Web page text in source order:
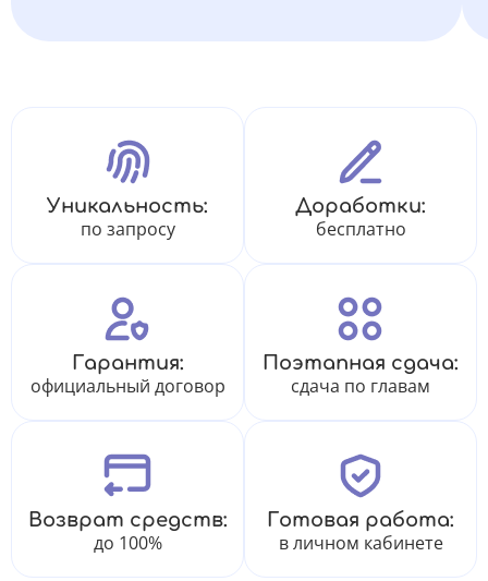
Уникальность:
по запросу
Доработки:
бесплатно
Гарантия:
официальный договор
Поэтапная сдача:
сдача по главам
Возврат средств:
до 100%
Готовая работа:
в личном кабинете